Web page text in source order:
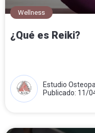
Wellness
¿Qué es Reiki?
Estudio
Publicado: 11/